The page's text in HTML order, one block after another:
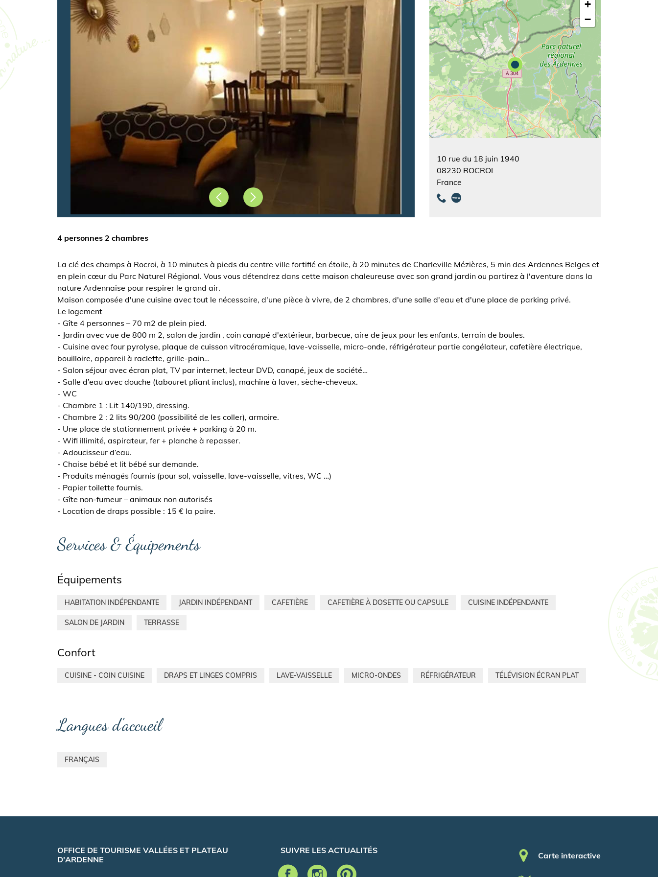
PrécédentSuivant
+
−
10 rue du 18 juin 1940
08230 ROCROI
France
4 personnes 2 chambres
La clé des champs à Rocroi, à 10 minutes à pieds du centre ville fortifié en étoile, à 20 minutes de Charleville Mézières, 5 min des Ardennes Belges et
en plein cœur du Parc Naturel Régional. Vous vous détendrez dans cette maison chaleureuse avec son grand jardin ou partirez à l'aventure dans la
nature Ardennaise pour respirer le grand air.
Maison composée d'une cuisine avec tout le nécessaire, d'une pièce à vivre, de 2 chambres, d'une salle d'eau et d'une place de parking privé.
Le logement
- Gîte 4 personnes – 70 m2 de plein pied.
- Jardin avec vue de 800 m 2, salon de jardin , coin canapé d'extérieur, barbecue, aire de jeux pour les enfants, terrain de boules.
- Cuisine avec four pyrolyse, plaque de cuisson vitrocéramique, lave-vaisselle, micro-onde, réfrigérateur partie congélateur, cafetière électrique,
bouilloire, appareil à raclette, grille-pain…
- Salon séjour avec écran plat, TV par internet, lecteur DVD, canapé, jeux de société…
- Salle d’eau avec douche (tabouret pliant inclus), machine à laver, sèche-cheveux.
- WC
- Chambre 1 : Lit 140/190, dressing.
- Chambre 2 : 2 lits 90/200 (possibilité de les coller), armoire.
- Une place de stationnement privée + parking à 20 m.
- Wifi illimité, aspirateur, fer + planche à repasser.
- Adoucisseur d’eau.
- Chaise bébé et lit bébé sur demande.
- Produits ménagés fournis (pour sol, vaisselle, lave-vaisselle, vitres, WC …)
- Papier toilette fournis.
- Gîte non-fumeur – animaux non autorisés
- Location de draps possible : 15 € la paire.
Services & Équipements
Équipements
HABITATION INDÉPENDANTE JARDIN INDÉPENDANT CAFETIÈRE CAFETIÈRE À DOSETTE OU CAPSULE CUISINE INDÉPENDANTE
SALON DE JARDIN TERRASSE
Confort
CUISINE - COIN CUISINE DRAPS ET LINGES COMPRIS LAVE-VAISSELLE MICRO-ONDES RÉFRIGÉRATEUR TÉLÉVISION ÉCRAN PLAT
Langues d'accueil
FRANÇAIS
OFFICE DE TOURISME VALLÉES ET PLATEAU
D'ARDENNE
SUIVRE LES ACTUALITÉS Pied de page
Carte interactive